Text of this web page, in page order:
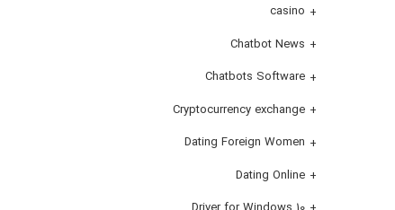
casino
Chatbot News
Chatbots Software
Cryptocurrency exchange
Dating Foreign Women
Dating Online